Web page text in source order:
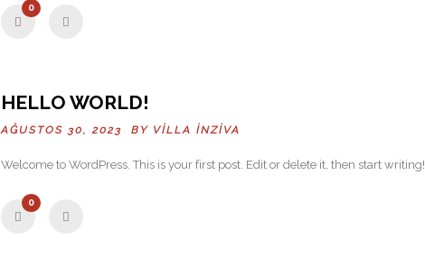
0
HELLO WORLD!
AĞUSTOS 30, 2023 BY VILLA İNZIVA
Welcome to WordPress. This is your first post. Edit or delete it, then start writing!
0